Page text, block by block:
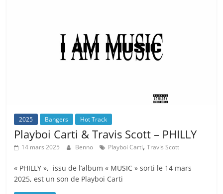
2025 Bangers Hot Track
Playboi Carti & Travis Scott – PHILLY
14 mars 2025 Benno Playboi Carti,Travis Scott
« PHILLY », issu de l’album « MUSIC » sorti le 14 mars
2025, est un son de Playboi Carti